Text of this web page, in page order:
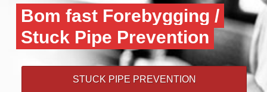
Bom fast Forebygging /
Stuck Pipe Prevention
STUCK PIPE PREVENTION